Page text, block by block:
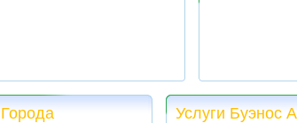
Города
Услуги Буэнос